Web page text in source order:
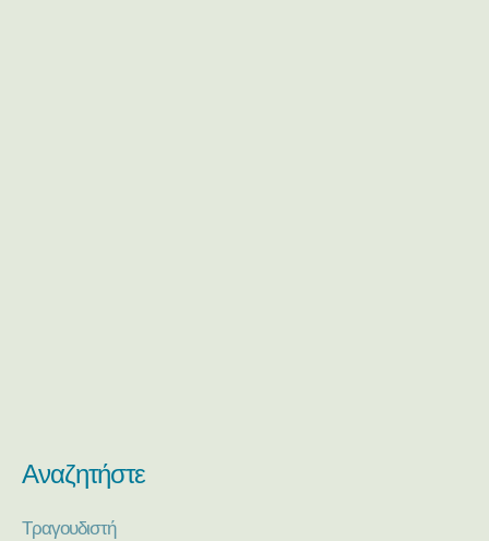
Αναζητήστε
Τραγουδιστή